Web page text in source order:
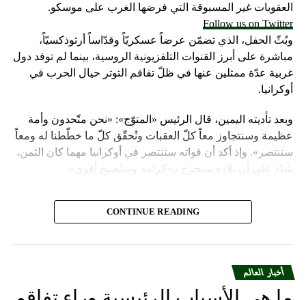
العقوبات غير المسبوقة التي فرضها الغرب على موسكو.
Follow us on Twitter
وبُثّ الحفل، الذي تضمّن عرضاً عسكريّاً وقدّاساً أرثوذكسيّاً،
مباشرة على أبرز القنوات التلفزيونية الروسية، بينما لم توفد دول
غربية عدّة ممثلين عنها في ظلّ تفاقم التوتر حيال الحرب في
أوكرانيا.
وبعد تأديته اليمين، قال الرئيس «المتوّج»: «نحن متّحدون وأمة
عظيمة وسنتجاوز معاً كلّ العقبات ونُحقّق كلّ ما خطّطنا له ومعاً
سننتصر». وإذ أكد أن قواته ستنتصر في أوكرانيا مهما كان الثمن،
شدّد على أن بلاده ستخرج بـ»كرامة وستُصبح أقوى».
واعتبر «القيصر» من قاعة «سانت أندروز» في الكرملين، حيث
استُقبل بتصفيق حار من المسؤولين الروس وأبرز الشخصيات
هائل ومسؤولية ومهمّة مقدّسة».
وبعدما وقف بمفرده تحت المطر بينما شاهد عرضاً عسكريّاً،
باركه رئيس الكنيسة الأرثوذكسية الروسية البطريرك كيريل الذي
CONTINUE READING
أخبار العالم